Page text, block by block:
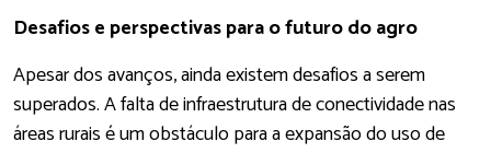
Desafios e perspectivas para o futuro do agro
Apesar dos avanços, ainda existem desafios a serem
superados. A falta de infraestrutura de conectividade nas
áreas rurais é um obstáculo para a expansão do uso de